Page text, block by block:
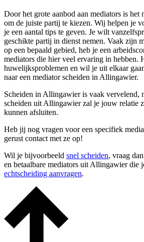
Door het grote aanbod aan mediators is
om de juiste partij te kiezen. Wij helpen je
je een aantal tips te geven. Je wilt
geschikte partij in dienst nemen. Vaak zijn
op een bepaald gebied, heb je een
mediators die hier veel ervaring in hebben.
huwelijksproblemen en wil je uit elkaar
naar een mediator scheiden in Allingawier.
Scheiden in Allingawier is vaak vervelend,
scheiden uit Allingawier zal je jouw relatie
kunnen afsluiten.
Heb jij nog vragen voor een specifiek
gerust contact met ze op!
Wil je bijvoorbeeld snel scheiden, vraag
en betaalbare mediators uit Allingawier die
echtscheiding aanvragen.